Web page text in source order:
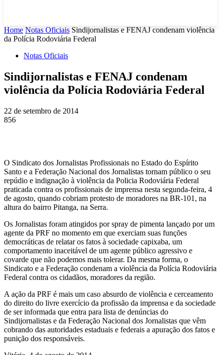
Home Notas Oficiais Sindijornalistas e FENAJ condenam violência
da Polícia Rodoviária Federal
Notas Oficiais
Sindijornalistas e FENAJ condenam
violência da Polícia Rodoviária Federal
22 de setembro de 2014
856
O Sindicato dos Jornalistas Profissionais no Estado do Espírito
Santo e a Federação Nacional dos Jornalistas tornam público o seu
repúdio e indignação à violência da Policia Rodoviária Federal
praticada contra os profissionais de imprensa nesta segunda-feira, 4
de agosto, quando cobriam protesto de moradores na BR-101, na
altura do bairro Pitanga, na Serra.
Os Jornalistas foram atingidos por spray de pimenta lançado por um
agente da PRF no momento em que exerciam suas funções
democráticas de relatar os fatos à sociedade capixaba, um
comportamento inaceitável de um agente público agressivo e
covarde que não podemos mais tolerar. Da mesma forma, o
Sindicato e a Federação condenam a violência da Polícia Rodoviária
Federal contra os cidadãos, moradores da região.
A ação da PRF é mais um caso absurdo de violência e cerceamento
do direito do livre exercício da profissão da imprensa e da sociedade
de ser informada que entra para lista de denúncias do
Sindijornalistas e da Federação Nacional dos Jornalistas que vêm
cobrando das autoridades estaduais e federais a apuração dos fatos e
punição dos responsáveis.